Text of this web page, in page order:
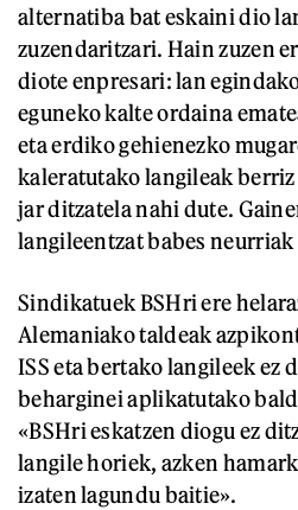
alternatiba bat eskaini dio
zuzendaritzari. Hain zuzen
diote enpresari: lan
eguneko kalte ordaina
eta erdiko gehienezko
kaleratutako langileak
jar ditzatela nahi dute.
langileentzat babes neurriak
Sindikatuek BSHri ere
Alemaniako taldeak
ISS eta bertako langileek ez
beharginei aplikatutako
«BSHri eskatzen diogu ez
langile horiek, azken
izaten lagundu baitie».